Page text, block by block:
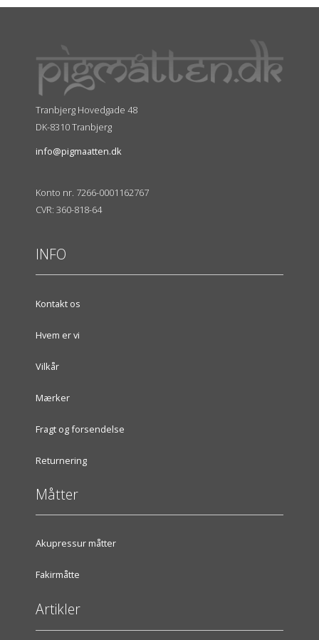
Tranbjerg Hovedgade 48
DK-8310 Tranbjerg
info@pigmaatten.dk
Konto nr. 7266-0001162767
CVR: 360-818-64
INFO
Kontakt os
Hvem er vi
Vilkår
Mærker
Fragt og forsendelse
Returnering
Måtter
Akupressur måtter
Fakirmåtte
Artikler